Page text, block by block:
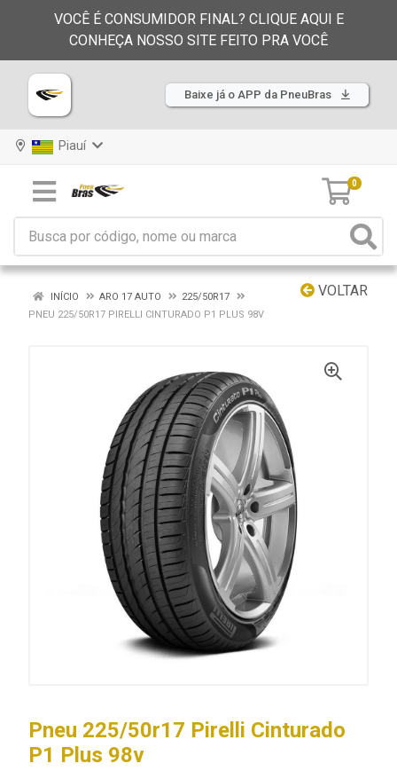
VOCÊ É CONSUMIDOR FINAL? CLIQUE AQUI E
CONHEÇA NOSSO SITE FEITO PRA VOCÊ
Baixe já o APP da PneuBras
Piauí
0
VOLTAR
INÍCIO ARO 17 AUTO
225/50R17
PNEU 225/50R17 PIRELLI CINTURADO P1 PLUS 98V
Pneu 225/50r17 Pirelli Cinturado
P1 Plus 98v